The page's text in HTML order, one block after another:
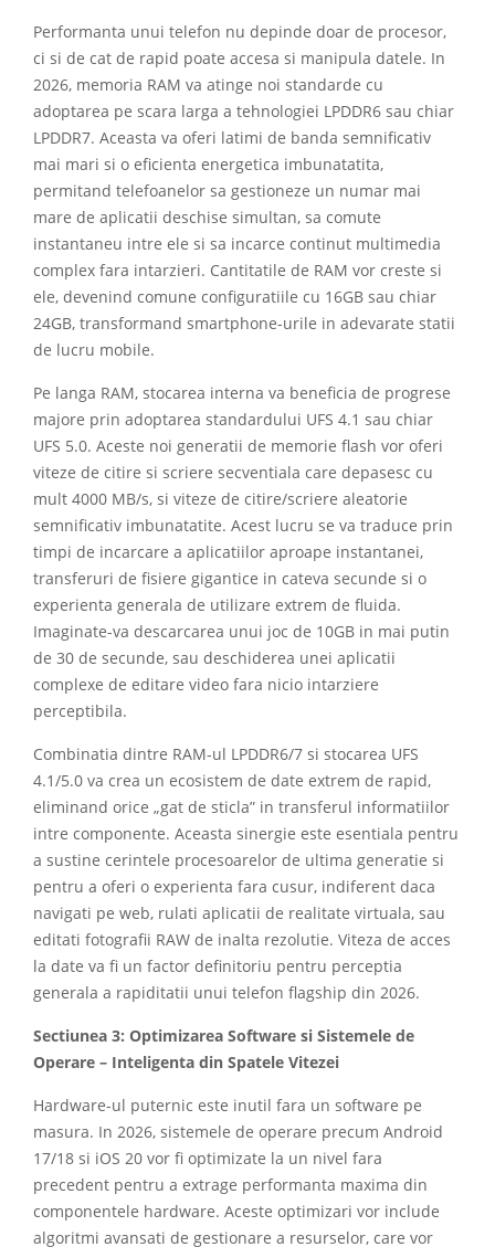
Performanta unui telefon nu depinde doar de procesor,
ci si de cat de rapid poate accesa si manipula datele. In
2026, memoria RAM va atinge noi standarde cu
adoptarea pe scara larga a tehnologiei LPDDR6 sau chiar
LPDDR7. Aceasta va oferi latimi de banda semnificativ
mai mari si o eficienta energetica imbunatatita,
permitand telefoanelor sa gestioneze un numar mai
mare de aplicatii deschise simultan, sa comute
instantaneu intre ele si sa incarce continut multimedia
complex fara intarzieri. Cantitatile de RAM vor creste si
ele, devenind comune configuratiile cu 16GB sau chiar
24GB, transformand smartphone-urile in adevarate statii
de lucru mobile.
Pe langa RAM, stocarea interna va beneficia de progrese
majore prin adoptarea standardului UFS 4.1 sau chiar
UFS 5.0. Aceste noi generatii de memorie flash vor oferi
viteze de citire si scriere secventiala care depasesc cu
mult 4000 MB/s, si viteze de citire/scriere aleatorie
semnificativ imbunatatite. Acest lucru se va traduce prin
timpi de incarcare a aplicatiilor aproape instantanei,
transferuri de fisiere gigantice in cateva secunde si o
experienta generala de utilizare extrem de fluida.
Imaginate-va descarcarea unui joc de 10GB in mai putin
de 30 de secunde, sau deschiderea unei aplicatii
complexe de editare video fara nicio intarziere
perceptibila.
Combinatia dintre RAM-ul LPDDR6/7 si stocarea UFS
4.1/5.0 va crea un ecosistem de date extrem de rapid,
eliminand orice „gat de sticla” in transferul informatiilor
intre componente. Aceasta sinergie este esentiala pentru
a sustine cerintele procesoarelor de ultima generatie si
pentru a oferi o experienta fara cusur, indiferent daca
navigati pe web, rulati aplicatii de realitate virtuala, sau
editati fotografii RAW de inalta rezolutie. Viteza de acces
la date va fi un factor definitoriu pentru perceptia
generala a rapiditatii unui telefon flagship din 2026.
Sectiunea 3: Optimizarea Software si Sistemele de
Operare – Inteligenta din Spatele Vitezei
Hardware-ul puternic este inutil fara un software pe
masura. In 2026, sistemele de operare precum Android
17/18 si iOS 20 vor fi optimizate la un nivel fara
precedent pentru a extrage performanta maxima din
componentele hardware. Aceste optimizari vor include
algoritmi avansati de gestionare a resurselor, care vor